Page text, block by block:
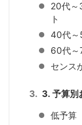
20代～
ト
40代～
60代～
センス
3. 予算別
低予算